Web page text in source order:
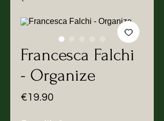
Francesca Falchi
- Organize
€19.90